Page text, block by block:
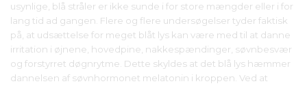
usynlige, blå stråler er ikke sunde i for store mængder eller i for
lang tid ad gangen. Flere og flere undersøgelser tyder faktisk
på, at udsættelse for meget blåt lys kan være med til at danne
irritation i øjnene, hovedpine, nakkespændinger, søvnbesvær
og forstyrret døgnrytme. Dette skyldes at det blå lys hæmmer
dannelsen af søvnhormonet melatonin i kroppen. Ved at